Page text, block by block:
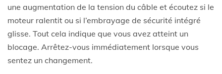
une augmentation de la tension du câble et écoutez si le
moteur ralentit ou si l’embrayage de sécurité intégré
glisse. Tout cela indique que vous avez atteint un
blocage. Arrêtez-vous immédiatement lorsque vous
sentez un changement.